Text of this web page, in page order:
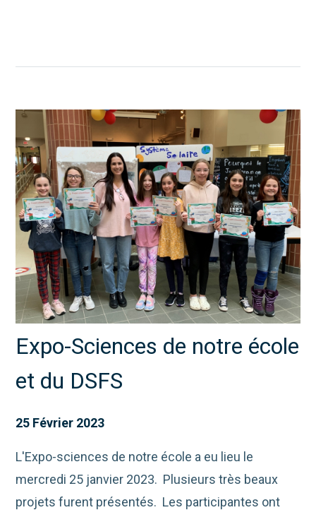
Expo-Sciences de notre école
et du DSFS
25 Février 2023
L'Expo-sciences de notre école a eu lieu le
mercredi 25 janvier 2023. Plusieurs très beaux
projets furent présentés. Les participantes ont